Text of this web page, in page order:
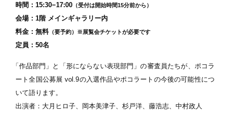
時間：15:30−17:00 （受付は開始時間15分前から）
会場：1階 メインギャラリー内
料金：無料（要予約）※展覧会チケットが必要です
定員：50名
「作品部門」と「形にならない表現部門」の審査員たちが、ポコラ
ート全国公募展 vol.9の入選作品やポコラートの今後の可能性につ
いて語ります。
出演者：大月ヒロ子、岡本美津子、杉戸洋、藤浩志、中村政人